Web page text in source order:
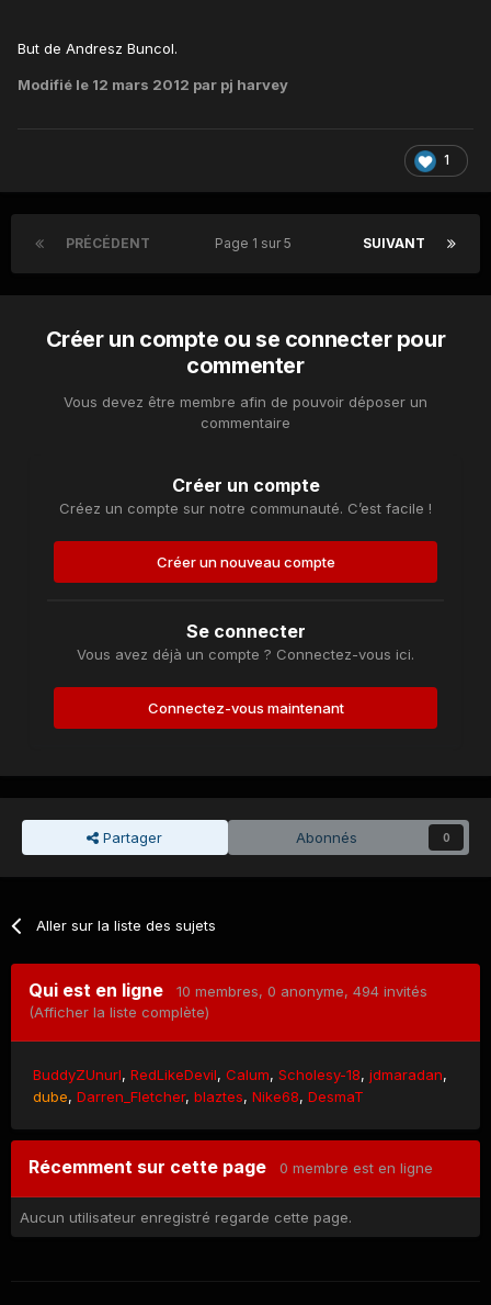
But de Andresz Buncol.
Modifié le 12 mars 2012 par pj harvey
1
PRÉCÉDENT SUIVANT
Page 1 sur 5
Créer un compte ou se connecter pour
commenter
Vous devez être membre afin de pouvoir déposer un
commentaire
Créer un compte
Créez un compte sur notre communauté. C’est facile !
Créer un nouveau compte
Se connecter
Vous avez déjà un compte ? Connectez-vous ici.
Connectez-vous maintenant
Partager Abonnés 0
Aller sur la liste des sujets
Qui est en ligne 10 membres, 0 anonyme, 494 invités
(Afficher la liste complète)
BuddyZUnurl RedLikeDevil Calum Scholesy-18 jdmaradan
dube Darren_Fletcher blaztes Nike68 DesmaT
Récemment sur cette page 0 membre est en ligne
Aucun utilisateur enregistré regarde cette page.